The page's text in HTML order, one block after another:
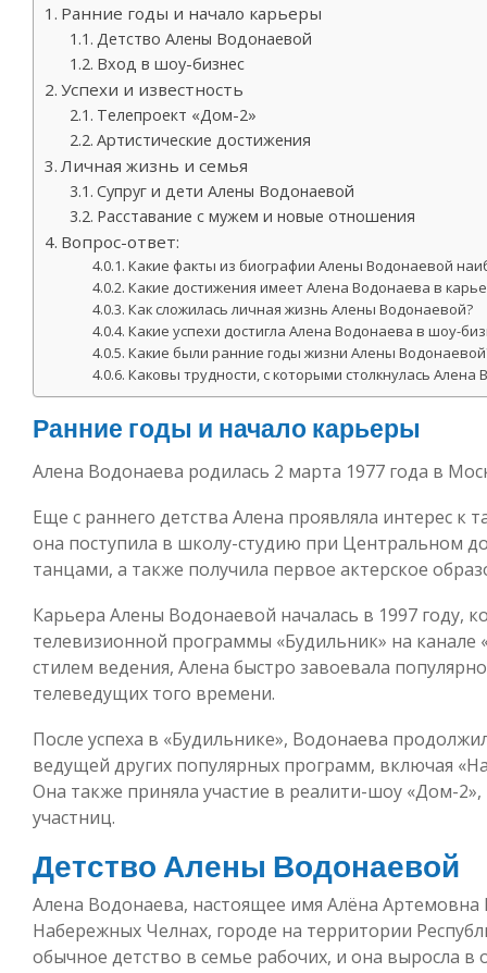
Ранние годы и начало карьеры
Детство Алены Водонаевой
Вход в шоу-бизнес
Успехи и известность
Телепроект «Дом-2»
Артистические достижения
Личная жизнь и семья
Супруг и дети Алены Водонаевой
Расставание с мужем и новые отношения
Вопрос-ответ:
Какие факты из биографии Алены Водонаевой
Какие достижения имеет Алена Водонаева в
Как сложилась личная жизнь Алены Водонаевой?
Какие успехи достигла Алена Водонаева в шоу-
Какие были ранние годы жизни Алены
Каковы трудности, с которыми столкнулась Алена
Ранние годы и начало карьеры
Алена Водонаева родилась 2 марта 1977 года в
Еще с раннего детства Алена проявляла интерес к
она поступила в школу-студию при Центральном
танцами, а также получила первое актерское
Карьера Алены Водонаевой началась в 1997 году,
телевизионной программы «Будильник» на
стилем ведения, Алена быстро завоевала
телеведущих того времени.
После успеха в «Будильнике», Водонаева
ведущей других популярных программ, включая
Она также приняла участие в реалити-шоу «Дом-2»,
участниц.
Детство Алены Водонаевой
Алена Водонаева, настоящее имя Алёна
Набережных Челнах, городе на территории
обычное детство в семье рабочих, и она выросла